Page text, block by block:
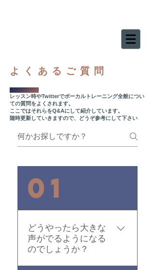
よくあるご質問
レッスン時やTwitterでボーカルトレーニング全般につい
ての質問をよくされます。
ここではそれらをQ&Aにして紹介しています。
随時更新していきますので、どうぞ参考にして下さい
01
どうやったら大きな
声がでるようになる
のでしょうか？